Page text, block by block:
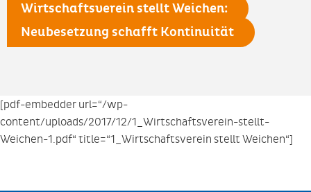
Wirtschaftsverein stellt Weichen:
Neubesetzung schafft Kontinuität
[pdf-embedder url=“/wp-
content/uploads/2017/12/1_Wirtschaftsverein-stellt-
Weichen-1.pdf“ title=“1_Wirtschaftsverein stellt Weichen“]